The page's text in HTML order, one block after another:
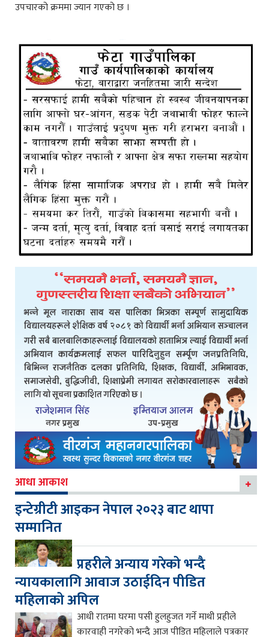
उपचारको क्रममा ज्यान गएको छ ।
आधा आकाश
इन्टेग्रीटी आइकन नेपाल २०२३ बाट थापा
सम्मानित
प्रहरीले अन्याय गरेको भन्दै
न्यायकालागि आवाज उठाईदिन पीडित
महिलाको अपिल
आधी रातमा घरमा पसी हुलहुजत गर्ने माथी प्रहीले
कारवाही नगरेको भन्दै आज पीडित महिलाले पत्रकार